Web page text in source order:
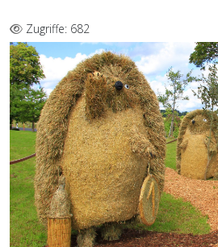
Zugriffe: 682